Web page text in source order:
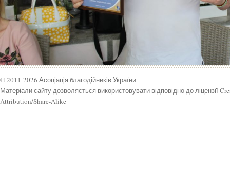
© 2011-2026 Асоціація благодійників України
Матеріали сайту дозволяється використовувати відповідно до ліцензії
Attribution/Share-Alike